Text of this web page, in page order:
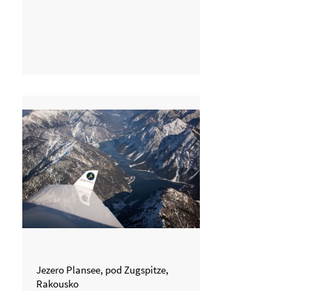
Jezero Plansee, pod Zugspitze,
Rakousko